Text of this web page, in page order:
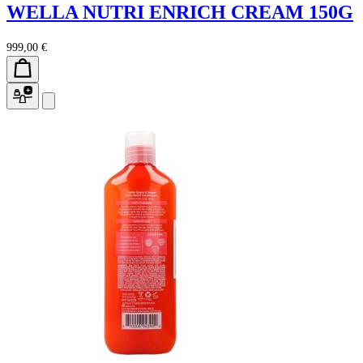
WELLA NUTRI ENRICH CREAM 150G
999,00 €